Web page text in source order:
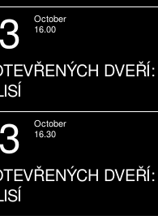
October
16.00
October
16.30